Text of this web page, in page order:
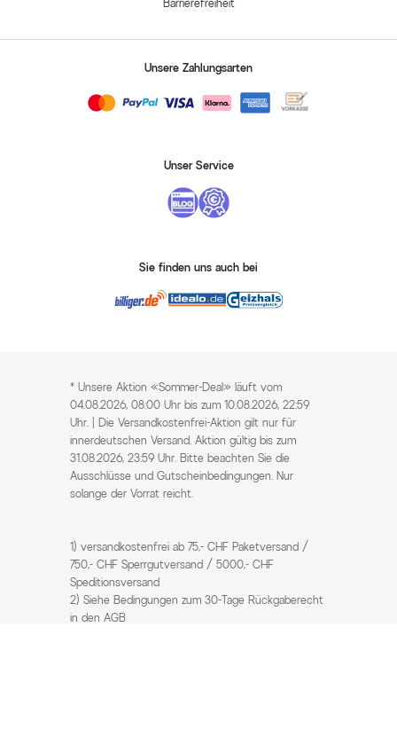
Barrierefreiheit
Unsere Zahlungsarten
Unser Service
Sie finden uns auch bei
* Unsere Aktion «Sommer-Deal» läuft vom
04.08.2026, 08:00 Uhr bis zum 10.08.2026, 22:59
Uhr. | Die Versandkostenfrei-Aktion gilt nur für
innerdeutschen Versand. Aktion gültig bis zum
31.08.2026, 23:59 Uhr. Bitte beachten Sie die
Ausschlüsse und Gutscheinbedingungen. Nur
solange der Vorrat reicht.
1) versandkostenfrei ab 75,- CHF Paketversand /
750,- CHF Sperrgutversand / 5000,- CHF
Speditionsversand
2) Siehe Bedingungen zum 30-Tage Rückgaberecht
in den AGB